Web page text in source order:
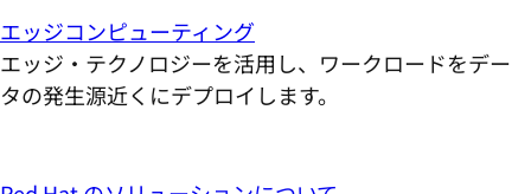
エッジコンピューティング
エッジ・テクノロジーを活用し、ワークロードをデー
タの発生源近くにデプロイします。